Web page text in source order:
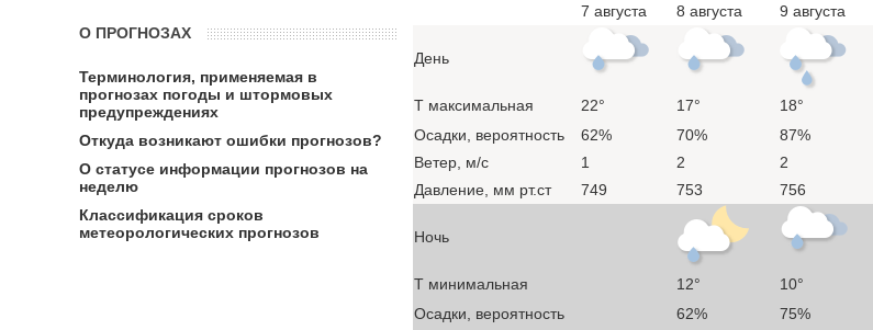
7 августа
8 августа
9 августа
День
T максимальная 22° 17° 18°
Осадки, вероятность
62% 70% 87%
Ветер, м/с
1 2 2
Давление, мм рт.ст
749 753 756
Ночь
T минимальная 12° 10°
Осадки, вероятность
62% 75%
О ПРОГНОЗАХ
Терминология, применяемая в
прогнозах погоды и штормовых
предупреждениях
Откуда возникают ошибки прогнозов?
О статусе информации прогнозов на
неделю
Классификация сроков
метеорологических прогнозов